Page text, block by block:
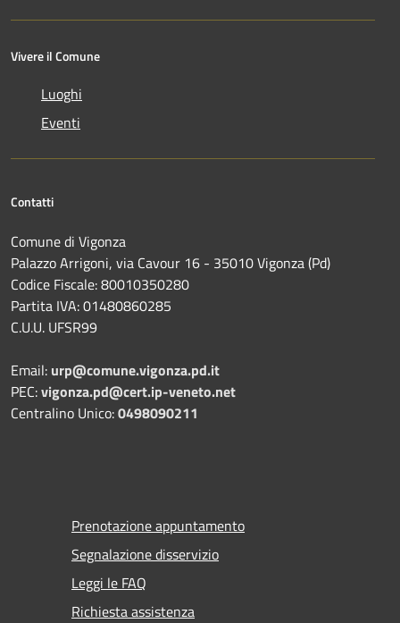
Vivere il Comune
Luoghi
Eventi
Contatti
Comune di Vigonza
Palazzo Arrigoni, via Cavour 16 - 35010 Vigonza (Pd)
Codice Fiscale: 80010350280
Partita IVA: 01480860285
C.U.U. UFSR99
Email: urp@comune.vigonza.pd.it
PEC:vigonza.pd@cert.ip-veneto.net
Centralino Unico:0498090211
Prenotazione appuntamento
Segnalazione disservizio
Leggi le FAQ
Richiesta assistenza